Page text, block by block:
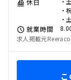
休日
・
・
就業時間
求人掲載元